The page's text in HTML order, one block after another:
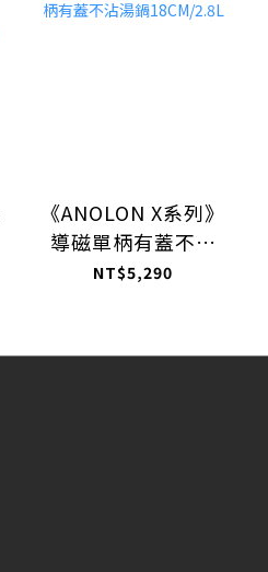
《ANOLON X系列》
導磁單柄有蓋不沾
湯鍋18CM/2.8L
NT$5,290